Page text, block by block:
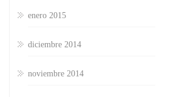
enero 2015
diciembre 2014
noviembre 2014